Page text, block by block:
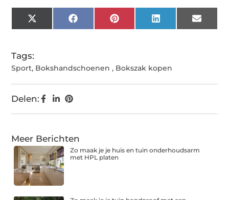
X
(Twitter)
FacebookPinterestLinkedIn Email
Tags:
Sport, Bokshandschoenen , Bokszak kopen
Delen:
Meer Berichten
Zo maak je je huis en tuin onderhoudsarm
met HPL platen